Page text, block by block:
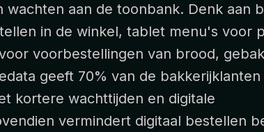
wachten aan de toonbank. Denk aan
in de winkel, tablet menu's voor
voorbestellingen van brood,
geeft 70% van de bakkerijklanten
kortere wachttijden en digitale
vermindert digitaal bestellen